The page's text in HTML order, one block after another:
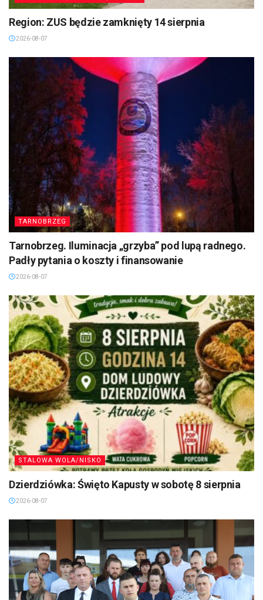
Region: ZUS będzie zamknięty 14 sierpnia
2026-08-07
TARNOBRZEG
Tarnobrzeg. Iluminacja „grzyba” pod lupą radnego.
Padły pytania o koszty i finansowanie
2026-08-07
STALOWA WOLA/NISKO
Dzierdziówka: Święto Kapusty w sobotę 8 sierpnia
2026-08-07